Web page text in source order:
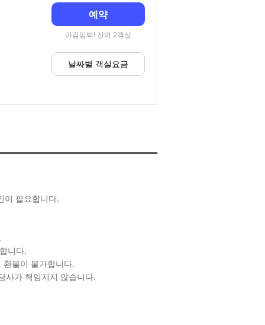
예약
마감임박! 잔여 2객실
날짜별 객실요금
이 필요합니다.
니다.
불이 불가합니다.
사가 책임지지 않습니다.